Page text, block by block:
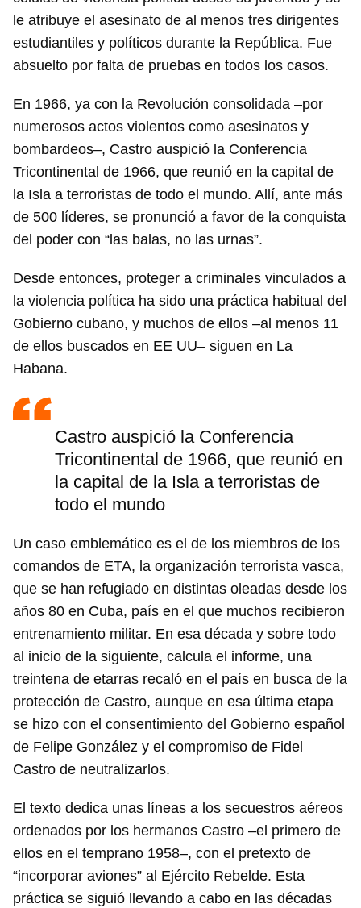
le atribuye el asesinato de al menos tres dirigentes
estudiantiles y políticos durante la República. Fue
absuelto por falta de pruebas en todos los casos.
En 1966, ya con la Revolución consolidada –por
numerosos actos violentos como asesinatos y
bombardeos–, Castro auspició la Conferencia
Tricontinental de 1966, que reunió en la capital de
la Isla a terroristas de todo el mundo. Allí, ante más
de 500 líderes, se pronunció a favor de la conquista
del poder con “las balas, no las urnas”.
Desde entonces, proteger a criminales vinculados a
la violencia política ha sido una práctica habitual del
Gobierno cubano, y muchos de ellos –al menos 11
de ellos buscados en EE UU– siguen en La
Habana.
Castro auspició la Conferencia
Tricontinental de 1966, que reunió en
la capital de la Isla a terroristas de
todo el mundo
Un caso emblemático es el de los miembros de los
comandos de ETA, la organización terrorista vasca,
que se han refugiado en distintas oleadas desde los
años 80 en Cuba, país en el que muchos recibieron
entrenamiento militar. En esa década y sobre todo
al inicio de la siguiente, calcula el informe, una
treintena de etarras recaló en el país en busca de la
protección de Castro, aunque en esa última etapa
se hizo con el consentimiento del Gobierno español
de Felipe González y el compromiso de Fidel
Castro de neutralizarlos.
El texto dedica unas líneas a los secuestros aéreos
ordenados por los hermanos Castro –el primero de
ellos en el temprano 1958–, con el pretexto de
“incorporar aviones” al Ejército Rebelde. Esta
práctica se siguió llevando a cabo en las décadas